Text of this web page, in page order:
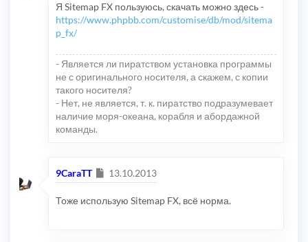
Я Sitemap FX пользуюсь, скачать можно здесь -
https://www.phpbb.com/customise/db/mod/sitema
p_fx/
- Является ли пиратством установка программы
не с оригинального носителя, а скажем, с копии
такого носителя?
- Нет, не является, т. к. пиратство подразумевает
наличие моря-океана, корабля и абордажной
команды.
9CaraTT Сообщение
13.10.2013
Тоже использую Sitemap FX, всё норма.